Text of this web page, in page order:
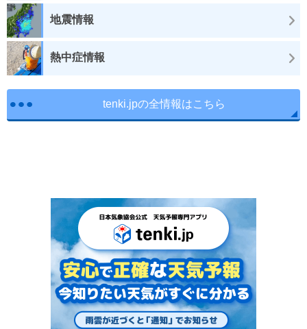
地震情報
熱中症情報
tenki.jpの全情報はこちら